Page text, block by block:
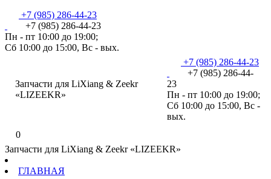
+7 (985) 286-44-23
+7 (985) 286-44-23
Пн - пт 10:00 до 19:00;
Сб 10:00 до 15:00, Вс - вых.
Запчасти для LiXiang & Zeekr
«LIZEEKR»
+7 (985) 286-44-23
+7 (985) 286-44-
23
Пн - пт 10:00 до 19:00;
Сб 10:00 до 15:00, Вс -
вых.
0
Запчасти для LiXiang & Zeekr «LIZEEKR»
ГЛАВНАЯ